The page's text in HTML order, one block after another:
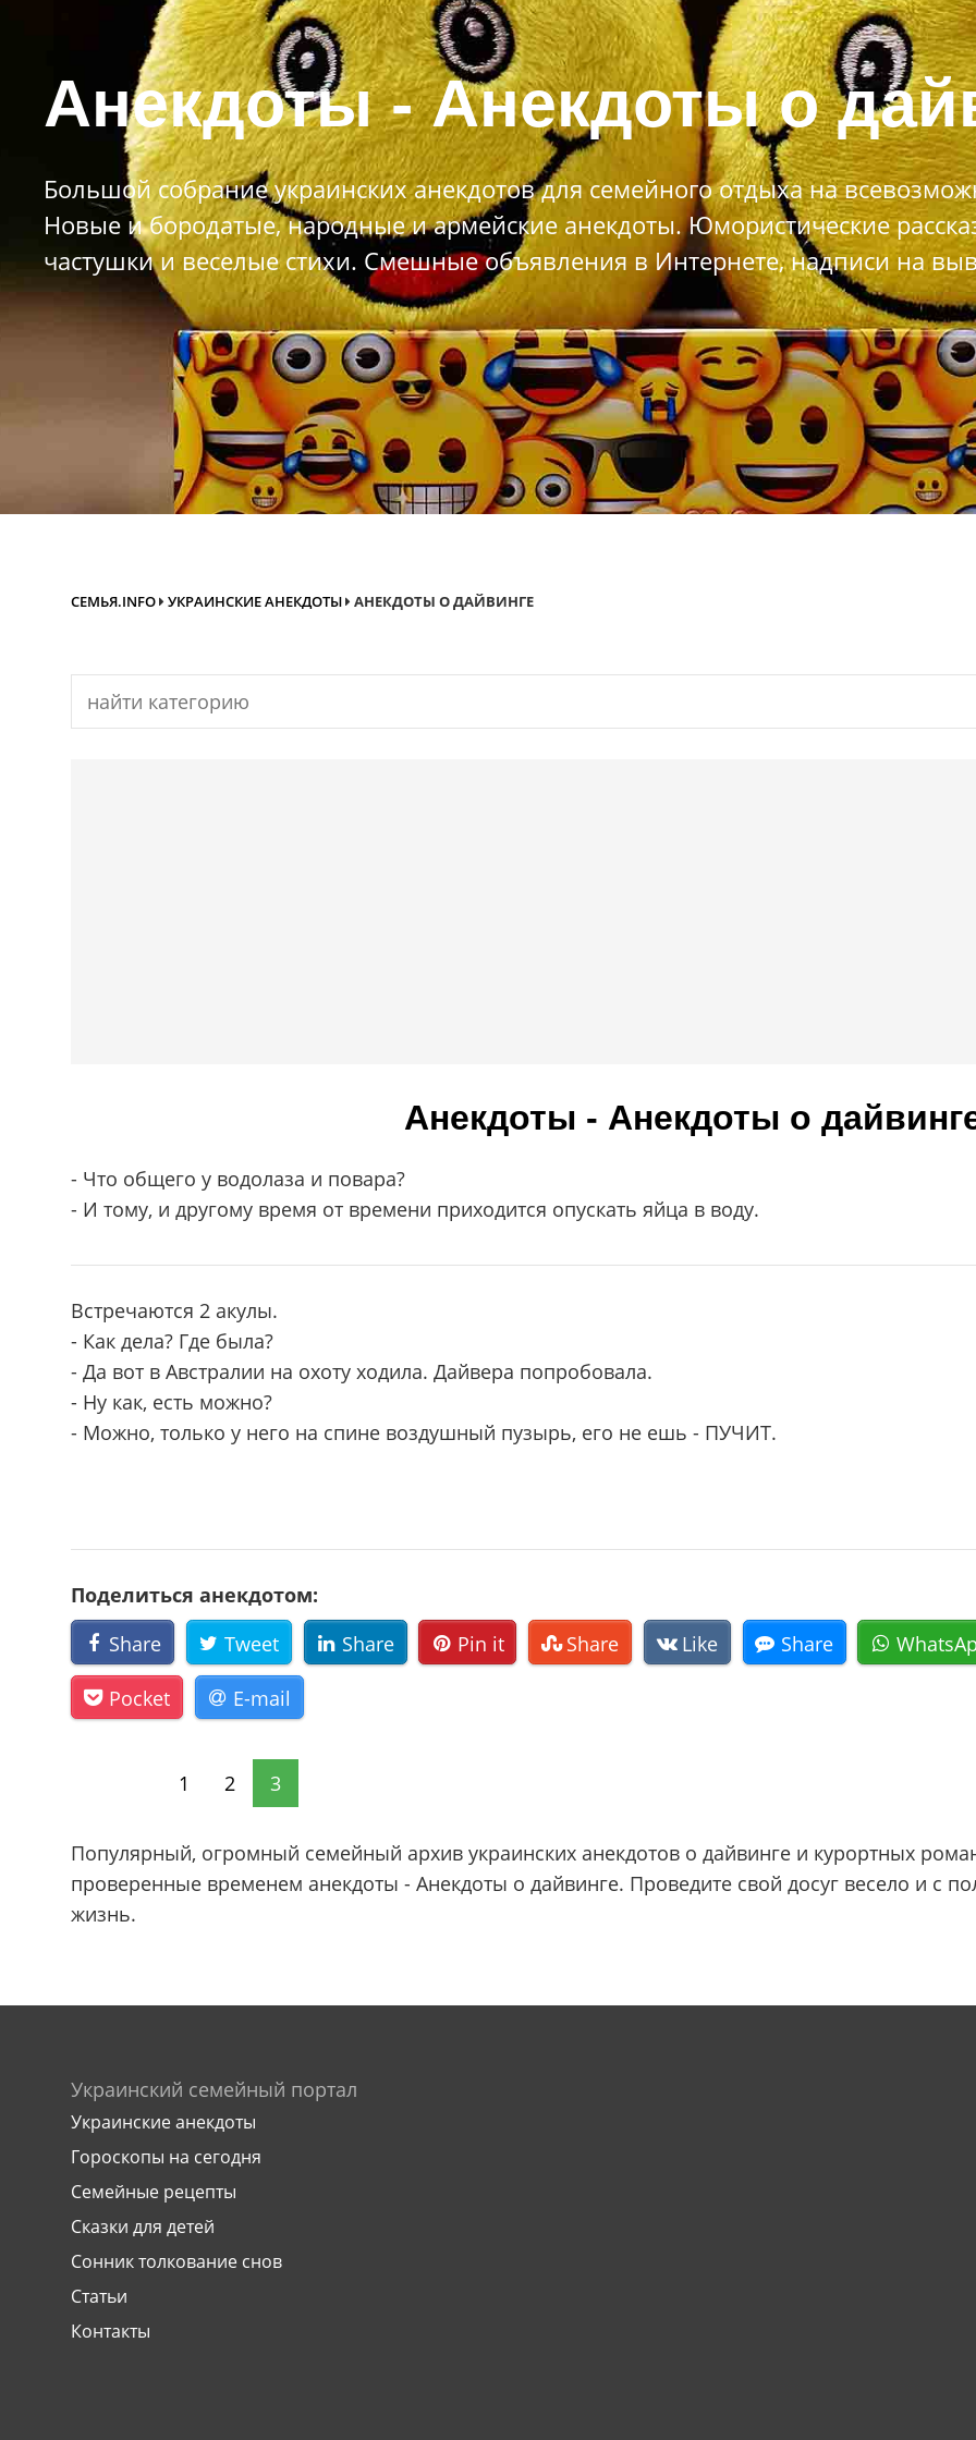
Анекдоты - Анекдоты о
Большой собрание украинских анекдотов для семейного отдыха на
Новые и бородатые, народные и армейские анекдоты. Юмористические
частушки и веселые стихи. Смешные объявления в Интернете, надписи на
СЕМЬЯ.INFO УКРАИНСКИЕ АНЕКДОТЫ АНЕКДОТЫ О ДАЙВИНГЕ
Search
Анекдоты - Анекдоты о
- Что общего у водолаза и повара?
- И тому, и другому время от времени приходится опускать яйца в воду.
Встречаются 2 акулы.
- Как дела? Где была?
- Да вот в Австралии на охоту ходила. Дайвера попробовала.
- Ну как, есть можно?
- Можно, только у него на спине воздушный пузырь, его не ешь - ПУЧИТ.
Поделиться анекдотом:
Share
Tweet Share Pin it Share Like Share
Pocket E-mail
1 2 3
Популярный, огромный семейный архив украинских анекдотов о дайвинге и курортных
проверенные временем анекдоты - Анекдоты о дайвинге. Проведите свой досуг весело и с
жизнь.
Украинский семейный портал
Украинские анекдоты
Гороскопы на сегодня
Семейные рецепты
Сказки для детей
Сонник толкование снов
Статьи
Контакты